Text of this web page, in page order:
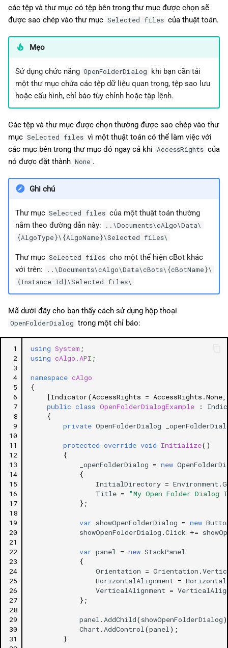
các tệp và thư mục có tệp bên trong thư mục được chọn sẽ
được sao chép vào thư mục Selected files của thuật toán.
Mẹo
Sử dụng chức năng OpenFolderDialog
khi bạn cần tải
một thư mục chứa các tệp dữ liệu quan trọng, tệp sao lưu
hoặc cấu hình, chỉ báo tùy chỉnh hoặc tập lệnh.
Các tệp và thư mục được chọn thường được sao chép vào thư
mục Selected files vì một thuật toán có thể làm việc với
các mục bên trong thư mục đó ngay cả khi
AccessRights của
nó được đặt thành None .
Ghi chú
Thư mục Selected files của một thuật toán thường
nằm theo đường dẫn này:
..\Documents\cAlgo\Data\
{AlgoType}\{AlgoName}\Selected files\
Thư mục Selected files cho một thể hiện cBot khác
với trên:
..\Documents\cAlgo\Data\cBots\{cBotName}\
{Instance-Id}\Selected files\
Mã dưới đây cho bạn thấy cách sử dụng hộp thoại
OpenFolderDialog trong một chỉ báo:
1
2
3
4
5
6
7
8
9
10
11
12
13
14
15
16
17
18
19
20
21
22
23
24
25
26
27
28
29
30
31
using System ;
using cAlgo.API ;
namespace cAlgo
{
[Indicator(AccessRights =
public class OpenFolderDialogExample :
{
private OpenFolderDialog
protected override void Initialize()
{
_openFolderDialog = new
{
InitialDirectory = Environment .
Title =
"My Open Folder Dialog
};
var showOpenFolderDialog = new
showOpenFolderDialog .Click +=
var panel = new StackPanel
{
Orientation = Orientation .
HorizontalAlignment =
VerticalAlignment =
};
panel . AddChild(showOpenFolderDialog
Chart . AddControl (panel );
}